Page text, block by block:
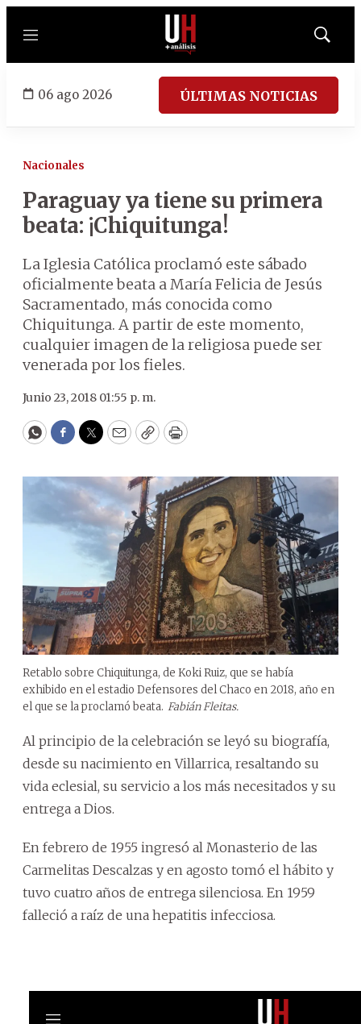
Menú
Mostrar
06 ago 2026 ÚLTIMAS NOTICIAS
Nacionales
Paraguay ya tiene su primera
beata: ¡Chiquitunga!
La Iglesia Católica proclamó este sábado
oficialmente beata a María Felicia de Jesús
Sacramentado, más conocida como
Chiquitunga. A partir de este momento,
cualquier imagen de la religiosa puede ser
venerada por los fieles.
Junio 23, 2018 01:55 p. m.
WhatsApp
Facebook
Twitter
EmailCopyPrint
Retablo sobre Chiquitunga, de Koki Ruiz, que se había
exhibido en el estadio Defensores del Chaco en 2018, año en
el que se la proclamó beata. Fabián Fleitas.
Al principio de la celebración se leyó su biografía,
desde su nacimiento en Villarrica, resaltando su
vida eclesial, su servicio a los más necesitados y su
entrega a Dios.
En febrero de 1955 ingresó al Monasterio de las
Carmelitas Descalzas y en agosto tomó el hábito y
tuvo cuatro años de entrega silenciosa. En 1959
falleció a raíz de una hepatitis infecciosa.